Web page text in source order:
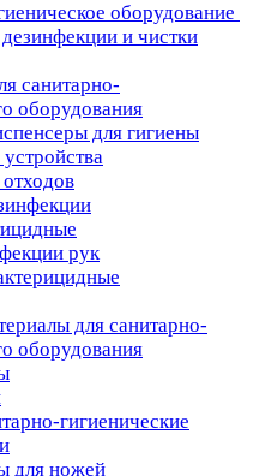
оборудование
и чистки
санитарно-
оборудования
для гигиены
рук
для санитарно-
оборудования
гигиенические
для ножей